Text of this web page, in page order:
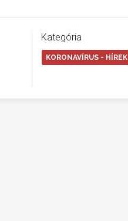
Kategória
KORONAVÍRUS - HÍREK